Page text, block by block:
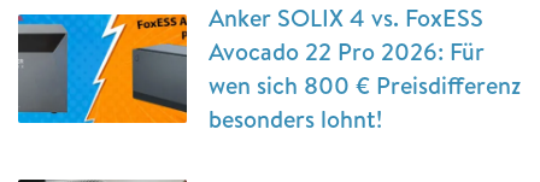
Anker SOLIX 4 vs. FoxESS
Avocado 22 Pro 2026: Für
wen sich 800 € Preisdifferenz
besonders lohnt!